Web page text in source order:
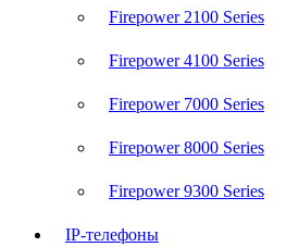
Firepower 2100 Series
Firepower 4100 Series
Firepower 7000 Series
Firepower 8000 Series
Firepower 9300 Series
IP-телефоны